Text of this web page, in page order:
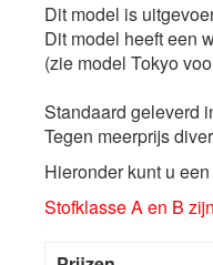
Dit model is
Dit model heeft een
(zie model Tokyo
Standaard geleverd
Tegen meerprijs
Hieronder kunt u
Stofklasse A en B